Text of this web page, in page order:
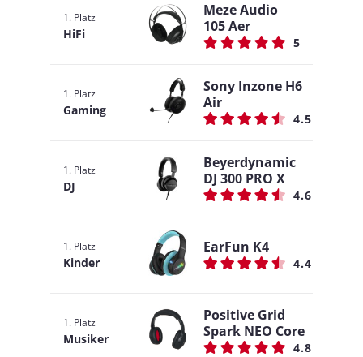
1. Platz
HiFi
Meze Audio
105 Aer
5
1. Platz
Gaming
Sony Inzone H6
Air
4.5
1. Platz
DJ
Beyerdynamic
DJ 300 PRO X
4.6
1. Platz
Kinder
EarFun K4
4.4
1. Platz
Musiker
Positive Grid
Spark NEO Core
4.8